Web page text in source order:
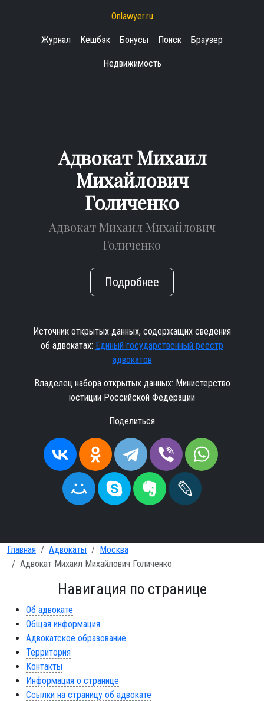
Onlawyer.ru
Журнал Кешбэк Бонусы Поиск Браузер
Недвижимость
Адвокат Михаил
Михайлович
Голиченко
Адвокат Михаил Михайлович
Голиченко
Подробнее
Источник открытых данных, содержащих сведения
об адвокатах: Единый государственный реестр
адвокатов
Владелец набора открытых данных: Министерство
юстиции Российской Федерации
Поделиться
Главная Адвокаты
Москва
Адвокат Михаил Михайлович Голиченко
Навигация по странице
Об адвокате
Общая информация
Адвокатское образование
Территория
Контакты
Информация о странице
Ссылки на страницу об адвокате